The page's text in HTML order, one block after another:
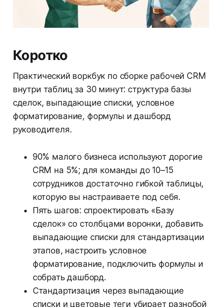
Коротко
Практический воркбук по сборке рабочей CRM
внутри таблиц за 30 минут: структура базы
сделок, выпадающие списки, условное
форматирование, формулы и дашборд
руководителя.
90% малого бизнеса используют дорогие
CRM на 5%; для команды до 10–15
сотрудников достаточно гибкой таблицы,
которую вы настраиваете под себя.
Пять шагов: спроектировать «Базу
сделок» со столбцами воронки, добавить
выпадающие списки для стандартизации
этапов, настроить условное
форматирование, подключить формулы и
собрать дашборд.
Стандартизация через выпадающие
списки и цветовые теги убирает разнобой